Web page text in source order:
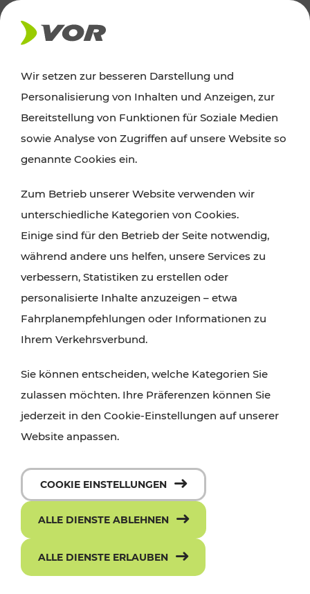
AKTUELLES
News
Alle wichtigen Meldungen zu Fahrplanänderungen,
finden Sie hier im Überblick.
Wir setzen zur besseren Darstellung und
Personalisierung von Inhalten und Anzeigen, zur
Bereitstellung von Funktionen für Soziale Medien
sowie Analyse von Zugriffen auf unsere Website so
genannte Cookies ein.
Zum Betrieb unserer Website verwenden wir
unterschiedliche Kategorien von Cookies.
Einige sind für den Betrieb der Seite notwendig,
während andere uns helfen, unsere Services zu
verbessern, Statistiken zu erstellen oder
personalisierte Inhalte anzuzeigen – etwa
Fahrplanempfehlungen oder Informationen zu
Ihrem Verkehrsverbund.
Sie können entscheiden, welche Kategorien Sie
zulassen möchten. Ihre Präferenzen können Sie
jederzeit in den Cookie-Einstellungen auf unserer
Website anpassen.
COOKIE EINSTELLUNGEN
ALLE DIENSTE ABLEHNEN
ALLE DIENSTE ERLAUBEN